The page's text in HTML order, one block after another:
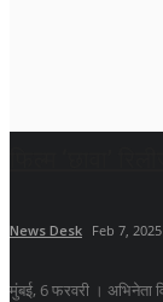
News Desk Feb 7, 2025
मुंबई, 6 फरवरी । अभिनेता